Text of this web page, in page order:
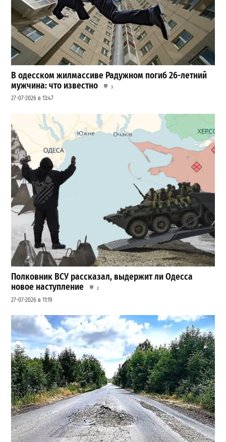
В одесском жилмассиве Радужном погиб 26-летний
мужчина: что известно
3
27-07-2026 в 13:47
Полковник ВСУ рассказал, выдержит ли Одесса
новое наступление
2
27-07-2026 в 11:19